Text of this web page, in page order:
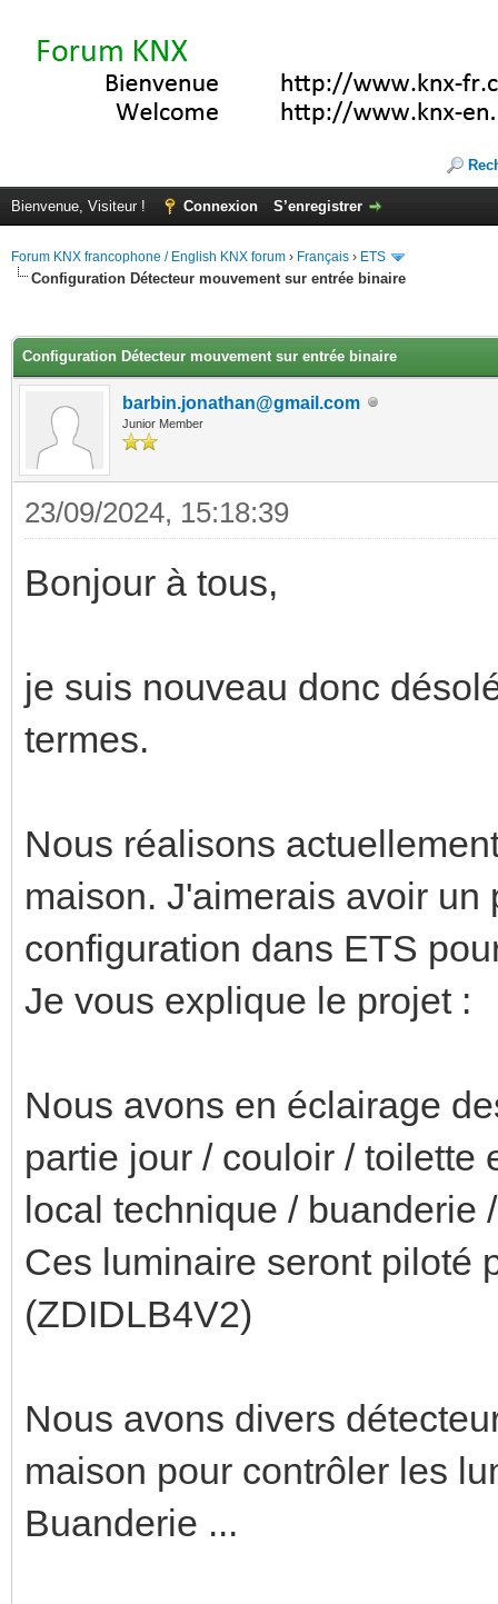
Bienvenue, Visiteur ! Connexion S’enregistrer
Forum KNX francophone / English KNX forum › Français › ETS
Configuration Détecteur mouvement sur entrée binaire
Configuration Détecteur mouvement sur entrée binaire
barbin.jonathan@gmail.com
Junior Member
23/09/2024, 15:18:39
Bonjour à tous,
je suis nouveau donc
termes.
Nous réalisons
maison. J'aimerais avoir
configuration dans ETS
Je vous explique le projet :
Nous avons en éclairage
partie jour / couloir / toilette
local technique / buanderie
Ces luminaire seront piloté
(ZDIDLB4V2)
Nous avons divers
maison pour contrôler les
Buanderie ...